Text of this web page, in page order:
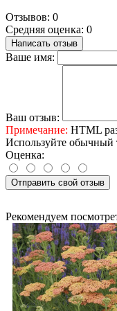
Отзывов: 0
Средняя оценка: 0
Написать отзыв
Ваше имя:
Ваш отзыв:
Примечание: HTML
Используйте обычный
Оценка:
Отправить свой отзыв
Рекомендуем